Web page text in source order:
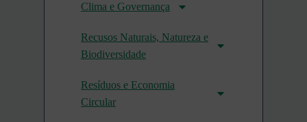
Clima e Governança
Recusos Naturais, Natureza e
Biodiversidade
Resíduos e Economia
Circular